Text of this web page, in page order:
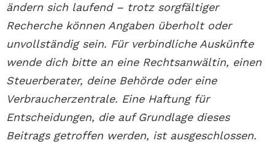
ändern sich laufend – trotz sorgfältiger
Recherche können Angaben überholt oder
unvollständig sein. Für verbindliche Auskünfte
wende dich bitte an eine Rechtsanwältin, einen
Steuerberater, deine Behörde oder eine
Verbraucherzentrale. Eine Haftung für
Entscheidungen, die auf Grundlage dieses
Beitrags getroffen werden, ist ausgeschlossen.